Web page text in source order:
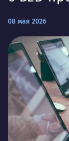
08 мая 2026